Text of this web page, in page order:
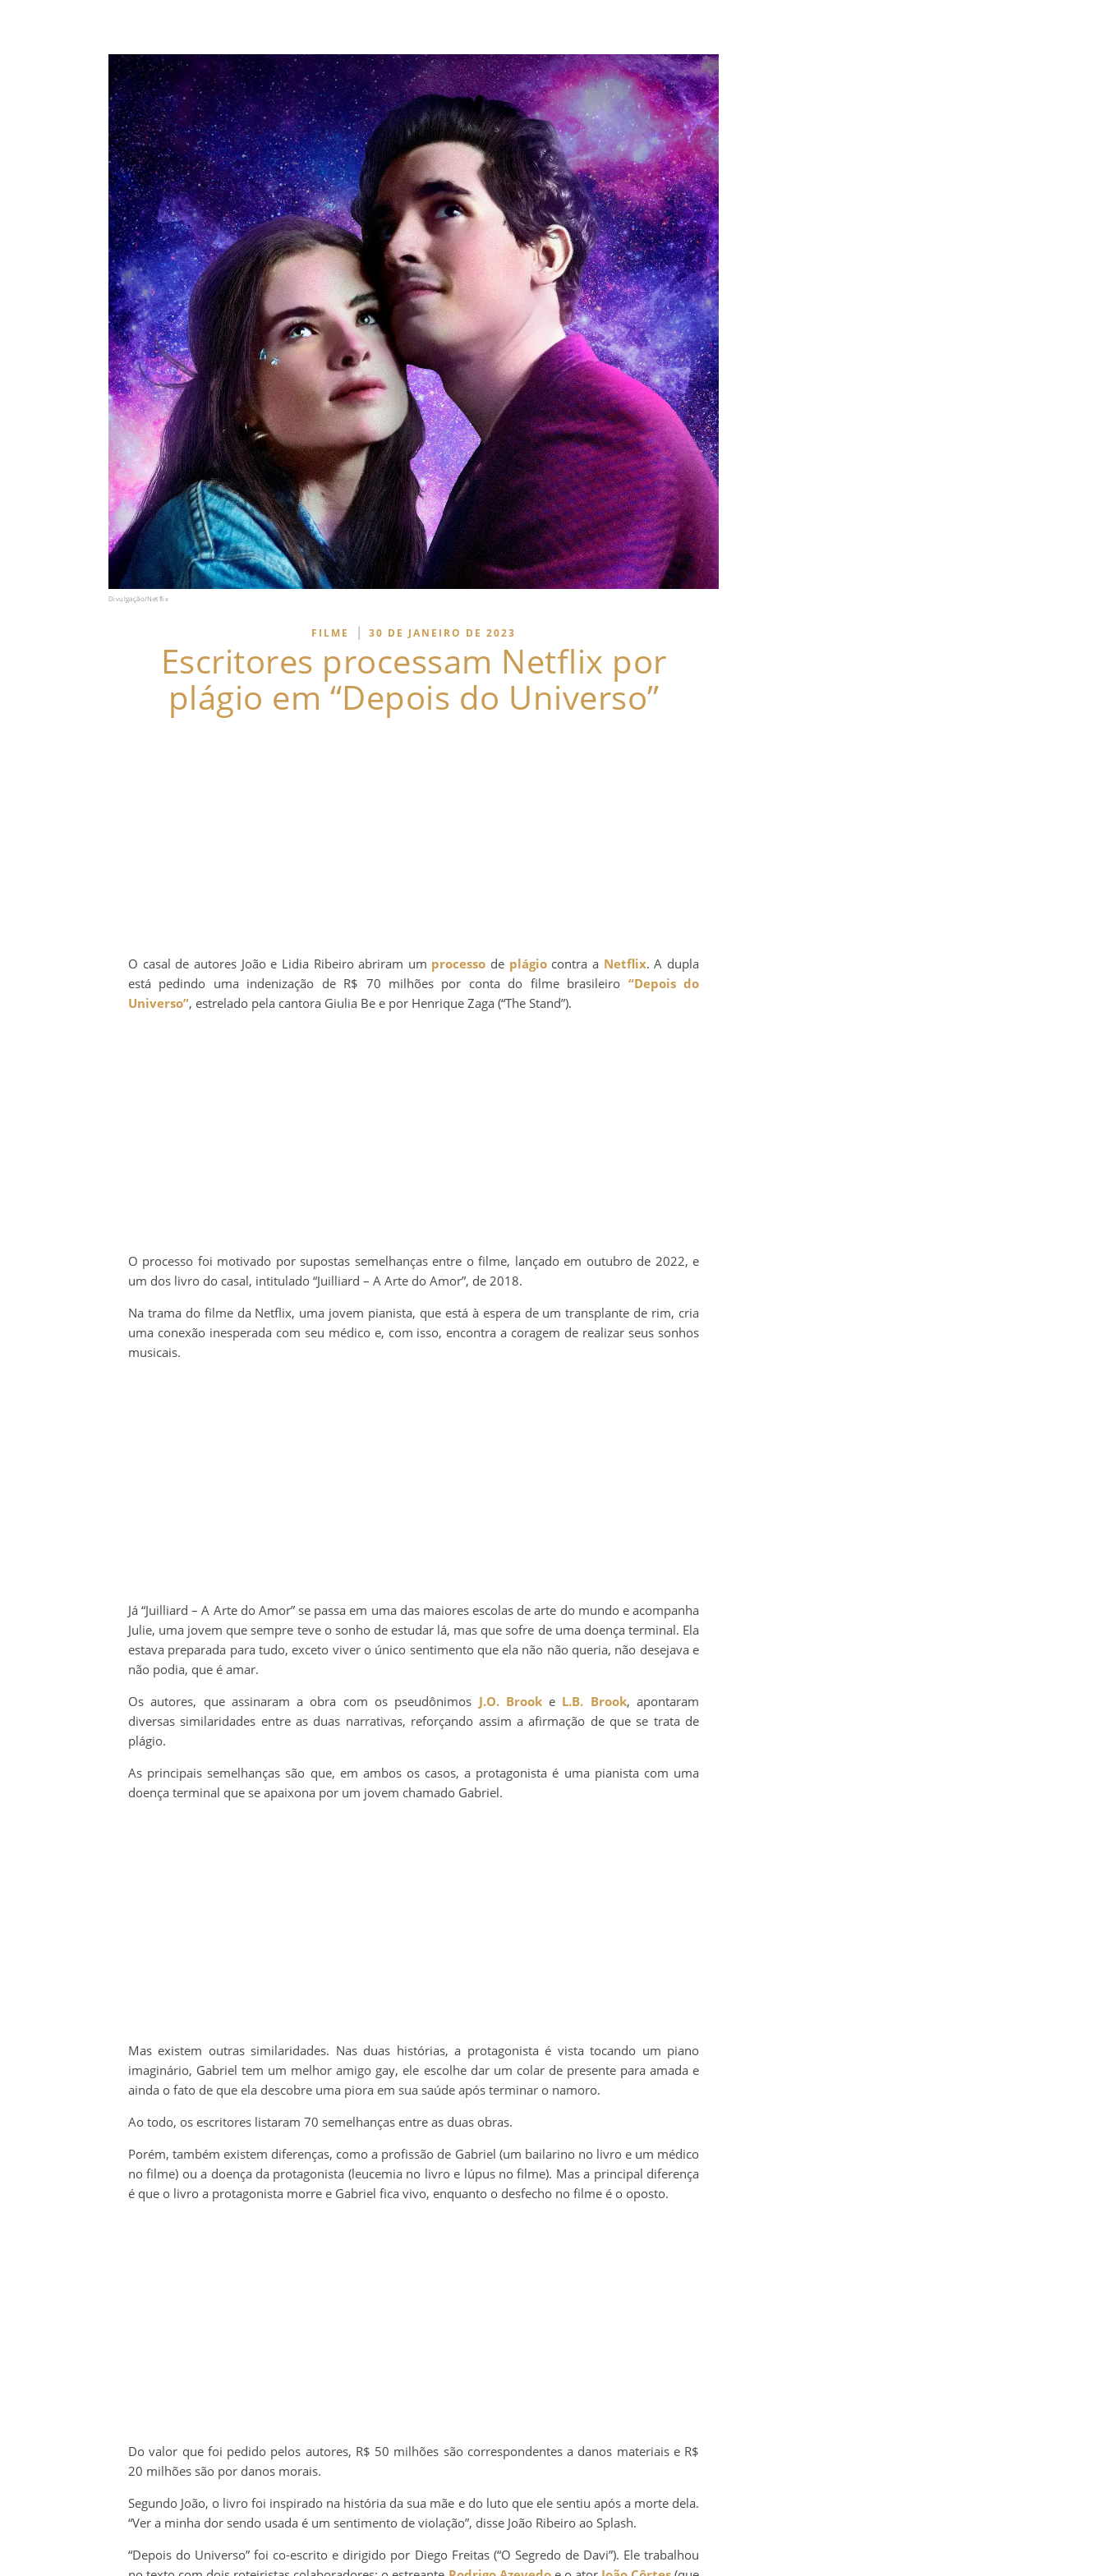
Divulgação/Netflix
FILME | 30 DE JANEIRO DE 2023
Escritores processam Netflix por
plágio em “Depois do Universo”
O casal de autores João e Lidia Ribeiro abriram um processo de plágiocontra a Netflix. A dupla
está pedindo uma indenização de R$ 70 milhões por conta do filme brasileiro “Depois do
Universo”, estrelado pela cantora Giulia Be e por Henrique Zaga (“The Stand”).
O processo foi motivado por supostas semelhanças entre o filme, lançado em outubro de 2022, e
um dos livro do casal, intitulado “Juilliard – A Arte do Amor”, de 2018.
Na trama do filme da Netflix, uma jovem pianista, que está à espera de um transplante de rim, cria
uma conexão inesperada com seu médico e, com isso, encontra a coragem de realizar seus sonhos
musicais.
Já “Juilliard – A Arte do Amor” se passa em uma das maiores escolas de arte do mundo e acompanha
Julie, uma jovem que sempre teve o sonho de estudar lá, mas que sofre de uma doença terminal. Ela
estava preparada para tudo, exceto viver o único sentimento que ela não não queria, não desejava e
não podia, que é amar.
Os autores, que assinaram a obra com os pseudônimos J.O. Brooke L.B. Brook, apontaram
diversas similaridades entre as duas narrativas, reforçando assim a afirmação de que se trata de
plágio.
As principais semelhanças são que, em ambos os casos, a protagonista é uma pianista com uma
doença terminal que se apaixona por um jovem chamado Gabriel.
Mas existem outras similaridades. Nas duas histórias, a protagonista é vista tocando um piano
imaginário, Gabriel tem um melhor amigo gay, ele escolhe dar um colar de presente para amada e
ainda o fato de que ela descobre uma piora em sua saúde após terminar o namoro.
Ao todo, os escritores listaram 70 semelhanças entre as duas obras.
Porém, também existem diferenças, como a profissão de Gabriel (um bailarino no livro e um médico
no filme) ou a doença da protagonista (leucemia no livro e lúpus no filme). Mas a principal diferença
é que o livro a protagonista morre e Gabriel fica vivo, enquanto o desfecho no filme é o oposto.
Do valor que foi pedido pelos autores, R$ 50 milhões são correspondentes a danos materiais e R$
20 milhões são por danos morais.
Segundo João, o livro foi inspirado na história da sua mãe e do luto que ele sentiu após a morte dela.
“Ver a minha dor sendo usada é um sentimento de violação”, disse João Ribeiro ao Splash.
“Depois do Universo” foi co-escrito e dirigido por Diego Freitas (“O Segredo de Davi”). Ele trabalhou